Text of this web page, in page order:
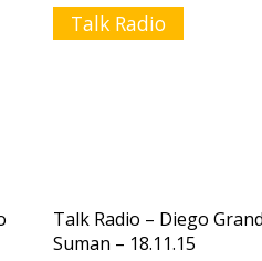
Talk Radio
Talk Radio – Diego
Suman – 18.11.15